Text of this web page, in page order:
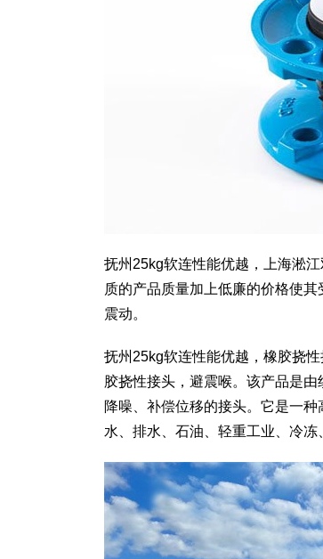
抚州25kg软连性能优越，上海淞
质的产品质量加上低廉的价格使
震动。
抚州25kg软连性能优越，橡胶挠
胶挠性接头，避震喉。该产品是
降噪、补偿位移的接头。它是一
水、排水、石油、轻重工业、冷冻